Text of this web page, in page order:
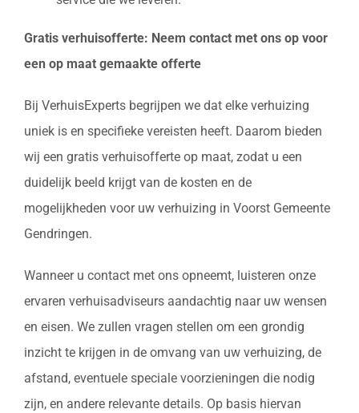
Gratis verhuisofferte: Neem contact met ons op voor
een op maat gemaakte offerte
Bij VerhuisExperts begrijpen we dat elke verhuizing
uniek is en specifieke vereisten heeft. Daarom bieden
wij een gratis verhuisofferte op maat, zodat u een
duidelijk beeld krijgt van de kosten en de
mogelijkheden voor uw verhuizing in Voorst Gemeente
Gendringen.
Wanneer u contact met ons opneemt, luisteren onze
ervaren verhuisadviseurs aandachtig naar uw wensen
en eisen. We zullen vragen stellen om een grondig
inzicht te krijgen in de omvang van uw verhuizing, de
afstand, eventuele speciale voorzieningen die nodig
zijn, en andere relevante details. Op basis hiervan